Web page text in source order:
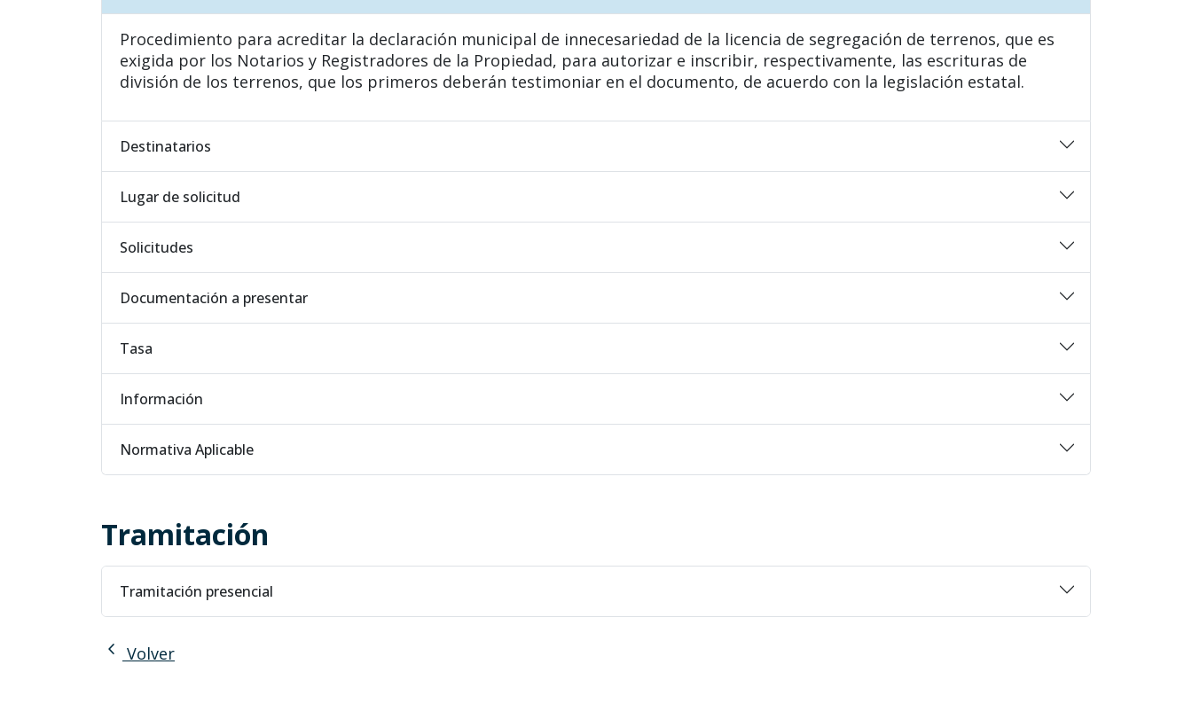
Procedimiento para acreditar la declaración municipal de innecesariedad de la licencia de segregación de terrenos, que es
exigida por los Notarios y Registradores de la Propiedad, para autorizar e inscribir, respectivamente, las escrituras de
división de los terrenos, que los primeros deberán testimoniar en el documento, de acuerdo con la legislación estatal.
Destinatarios
Lugar de solicitud
Solicitudes
Documentación a presentar
Tasa
Información
Normativa Aplicable
Tramitación
Tramitación presencial
chevron_left Volver